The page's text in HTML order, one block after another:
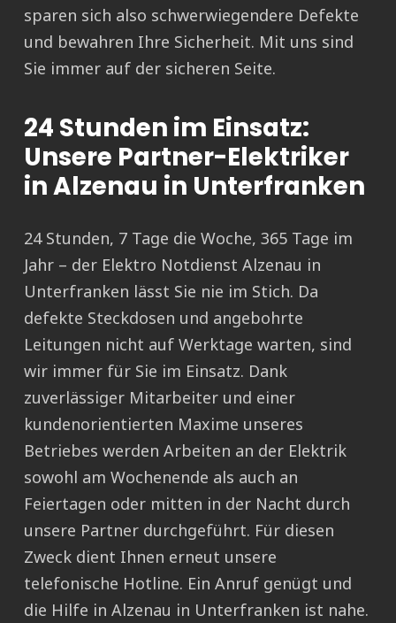
sparen sich also schwerwiegendere Defekte
und bewahren Ihre Sicherheit. Mit uns sind
Sie immer auf der sicheren Seite.
24 Stunden im Einsatz:
Unsere Partner-Elektriker
in Alzenau in Unterfranken
24 Stunden, 7 Tage die Woche, 365 Tage im
Jahr – der Elektro Notdienst Alzenau in
Unterfranken lässt Sie nie im Stich. Da
defekte Steckdosen und angebohrte
Leitungen nicht auf Werktage warten, sind
wir immer für Sie im Einsatz. Dank
zuverlässiger Mitarbeiter und einer
kundenorientierten Maxime unseres
Betriebes werden Arbeiten an der Elektrik
sowohl am Wochenende als auch an
Feiertagen oder mitten in der Nacht durch
unsere Partner durchgeführt. Für diesen
Zweck dient Ihnen erneut unsere
telefonische Hotline. Ein Anruf genügt und
die Hilfe in Alzenau in Unterfranken ist nahe.